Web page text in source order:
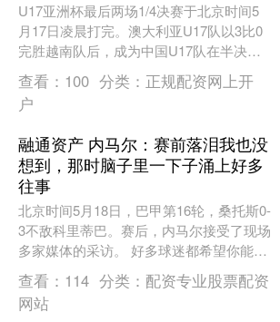
U17亚洲杯最后两场1/4决赛于北京时间5
月17日凌晨打完。澳大利亚U17队以3比0
完胜越南队后，成为中国U17队在半决赛
的对手。而乌兹别克斯坦U17队则通过
点....
查看： 100 分类： 正规配资网上开
户
融通资产 内马尔：赛前落泪我也没
想到，那时脑子里一下子涌上好多
往事
北京时间5月18日，巴甲第16轮，桑托斯0-
3不敌科里蒂巴。赛后，内马尔接受了现场
多家媒体的采访。 好多球迷都希望你能入
选国家队，大家都特别盼着你重回巴西
队。面....
查看： 114 分类： 配资专业股票配资
网站